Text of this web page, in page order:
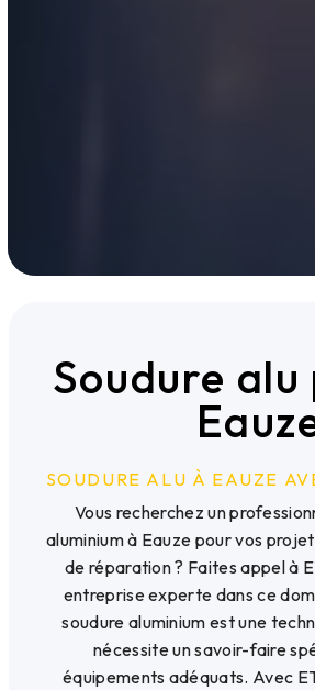
Soudure alu
SOUDURE ALU À EAUZE
Vous recherchez un
aluminium à Eauze pour vos
de réparation ? Faites appel à
entreprise experte dans ce
soudure aluminium est une
nécessite un savoir-faire
équipements adéquats. Avec